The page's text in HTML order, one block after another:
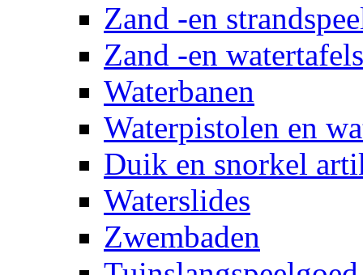
Zand -en
Zand -en watertafels
Waterbanen
Waterpistolen en
Duik en snorkel
Waterslides
Zwembaden